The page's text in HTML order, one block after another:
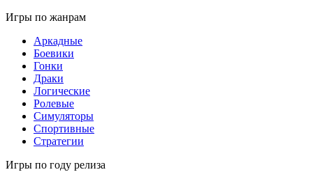
Игры по жанрам
Аркадные
Боевики
Гонки
Драки
Логические
Ролевые
Симуляторы
Спортивные
Стратегии
Игры по году релиза